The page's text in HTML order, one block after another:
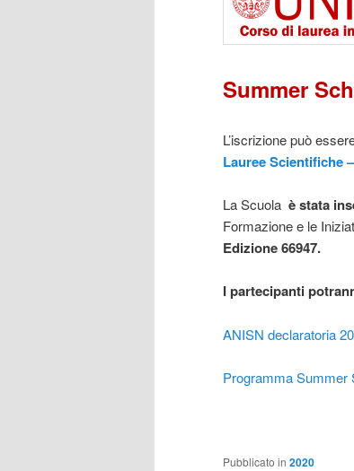
Summer
L’iscrizione può
Lauree Scientifiche
La Scuola è stata
Formazione e le
Edizione 66947.
I partecipanti
ANISN declaratoria
Programma Summer
Pubblicato in 2020